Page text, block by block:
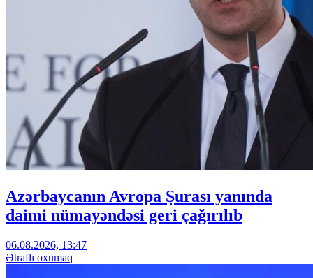
Azərbaycanın Avropa Şurası yanında
daimi nümayəndəsi geri çağırılıb
06.08.2026, 13:47
Ətraflı oxumaq